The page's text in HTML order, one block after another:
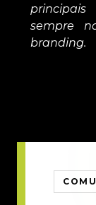
sempre
branding.